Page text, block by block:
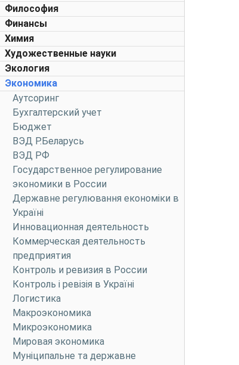
Философия
Финансы
Химия
Художественные науки
Экология
Экономика
Аутсоринг
Бухгалтерский учет
Бюджет
ВЭД Р.Беларусь
ВЭД РФ
Государственное регулирование
экономики в России
Державне регулювання економіки в
Україні
Инновационная деятельность
Коммерческая деятельность
предприятия
Контроль и ревизия в России
Контроль і ревізія в Україні
Логистика
Макроэкономика
Микроэкономика
Мировая экономика
Муніципальне та державне